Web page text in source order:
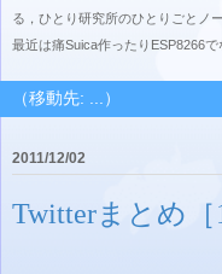
る，ひとり研究所のひとりごとノー
最近は痛Suica作ったりESP8266
2011/12/02
Twitterまとめ［